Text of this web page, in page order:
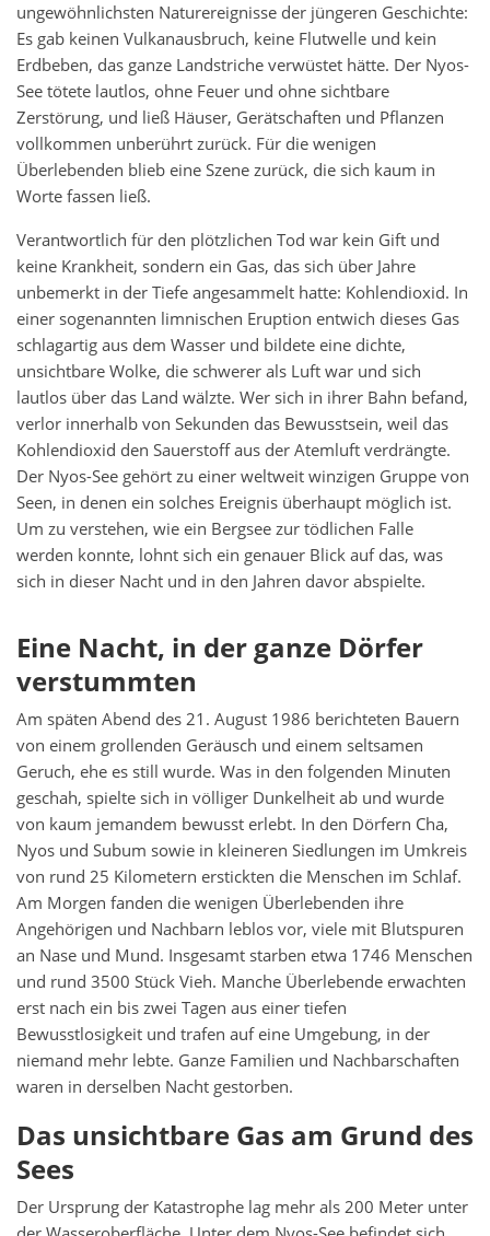
ungewöhnlichsten Naturereignisse der jüngeren Geschichte:
Es gab keinen Vulkanausbruch, keine Flutwelle und kein
Erdbeben, das ganze Landstriche verwüstet hätte. Der Nyos-
See tötete lautlos, ohne Feuer und ohne sichtbare
Zerstörung, und ließ Häuser, Gerätschaften und Pflanzen
vollkommen unberührt zurück. Für die wenigen
Überlebenden blieb eine Szene zurück, die sich kaum in
Worte fassen ließ.
Verantwortlich für den plötzlichen Tod war kein Gift und
keine Krankheit, sondern ein Gas, das sich über Jahre
unbemerkt in der Tiefe angesammelt hatte: Kohlendioxid. In
einer sogenannten limnischen Eruption entwich dieses Gas
schlagartig aus dem Wasser und bildete eine dichte,
unsichtbare Wolke, die schwerer als Luft war und sich
lautlos über das Land wälzte. Wer sich in ihrer Bahn befand,
verlor innerhalb von Sekunden das Bewusstsein, weil das
Kohlendioxid den Sauerstoff aus der Atemluft verdrängte.
Der Nyos-See gehört zu einer weltweit winzigen Gruppe von
Seen, in denen ein solches Ereignis überhaupt möglich ist.
Um zu verstehen, wie ein Bergsee zur tödlichen Falle
werden konnte, lohnt sich ein genauer Blick auf das, was
sich in dieser Nacht und in den Jahren davor abspielte.
Eine Nacht, in der ganze Dörfer
verstummten
Am späten Abend des 21. August 1986 berichteten Bauern
von einem grollenden Geräusch und einem seltsamen
Geruch, ehe es still wurde. Was in den folgenden Minuten
geschah, spielte sich in völliger Dunkelheit ab und wurde
von kaum jemandem bewusst erlebt. In den Dörfern Cha,
Nyos und Subum sowie in kleineren Siedlungen im Umkreis
von rund 25 Kilometern erstickten die Menschen im Schlaf.
Am Morgen fanden die wenigen Überlebenden ihre
Angehörigen und Nachbarn leblos vor, viele mit Blutspuren
an Nase und Mund. Insgesamt starben etwa 1746 Menschen
und rund 3500 Stück Vieh. Manche Überlebende erwachten
erst nach ein bis zwei Tagen aus einer tiefen
Bewusstlosigkeit und trafen auf eine Umgebung, in der
niemand mehr lebte. Ganze Familien und Nachbarschaften
waren in derselben Nacht gestorben.
Das unsichtbare Gas am Grund des
Sees
Der Ursprung der Katastrophe lag mehr als 200 Meter unter